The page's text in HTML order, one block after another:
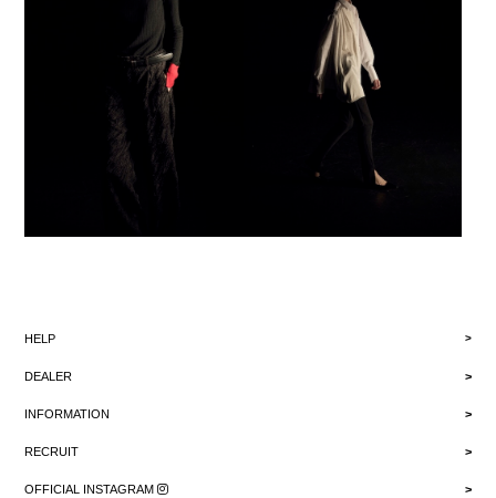
HELP
DEALER
INFORMATION
RECRUIT
OFFICIAL INSTAGRAM